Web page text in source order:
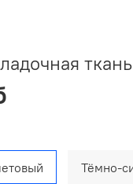
ткань
Тёмно-